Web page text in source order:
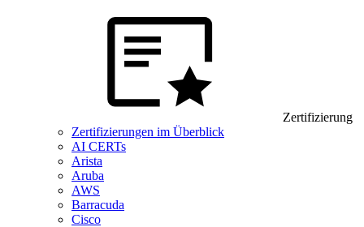
Zertifizierung
Zertifizierungen im Überblick
AI CERTs
Arista
Aruba
AWS
Barracuda
Cisco